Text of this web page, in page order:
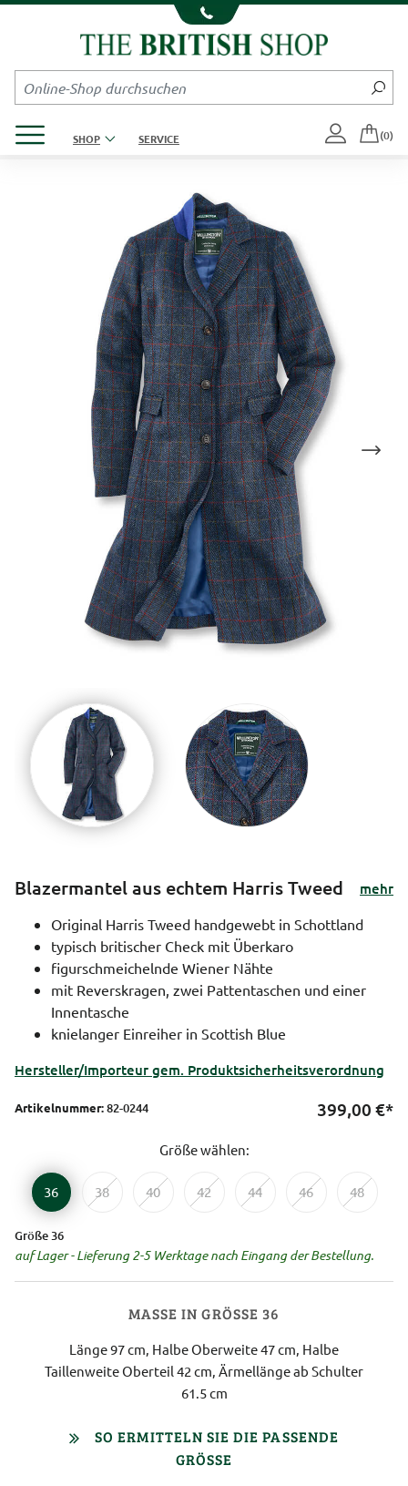
Kompletten Head der Seite überspringen
SHOP SERVICE (0)
Blazermantel aus echtem Harris Tweed
mehr
Original Harris Tweed handgewebt in Schottland
typisch britischer Check mit Überkaro
figurschmeichelnde Wiener Nähte
mit Reverskragen, zwei Pattentaschen und einer
Innentasche
knielanger Einreiher in Scottish Blue
Hersteller/Importeur gem. Produktsicherheitsverordnung
Artikelnummer:82-0244 399,00 €*
Größe wählen:
36 38 40 42 44 46 48
Größe 36
auf Lager - Lieferung 2-5 Werktage nach Eingang der Bestellung.
MASSE IN GRÖSSE 36
Länge 97 cm, Halbe Oberweite 47 cm, Halbe
Taillenweite Oberteil 42 cm, Ärmellänge ab Schulter
61.5 cm
SO ERMITTELN SIE DIE PASSENDE
GRÖSSE